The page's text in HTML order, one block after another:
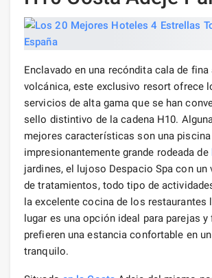
Enclavado en una recóndita cala de fina
volcánica, este exclusivo resort ofrece
servicios de alta gama que se han
sello distintivo de la cadena H10.
mejores características son una piscina
impresionantemente grande rodeada de
jardines, el lujoso Despacio Spa con un
de tratamientos, todo tipo de
la excelente cocina de los restaurantes
lugar es una opción ideal para parejas
prefieren una estancia confortable en
tranquilo.